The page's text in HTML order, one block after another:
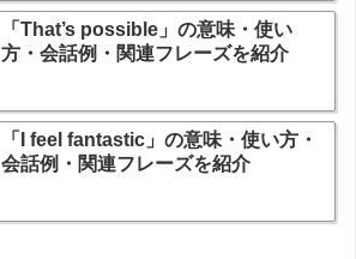
「That’s possible」の意味・使い
方・会話例・関連フレーズを紹介
「I feel fantastic」の意味・使い方・
会話例・関連フレーズを紹介